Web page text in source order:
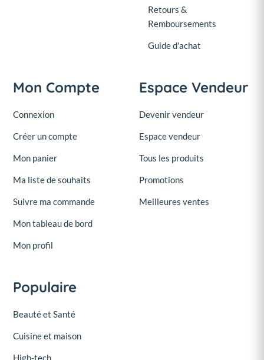
Retours &
Remboursements
Guide d'achat
Mon Compte
Connexion
Créer un compte
Mon panier
Ma liste de souhaits
Suivre ma commande
Mon tableau de bord
Mon profil
Espace Vendeur
Devenir vendeur
Espace vendeur
Tous les produits
Promotions
Meilleures ventes
Populaire
Beauté et Santé
Cuisine et maison
High-tech